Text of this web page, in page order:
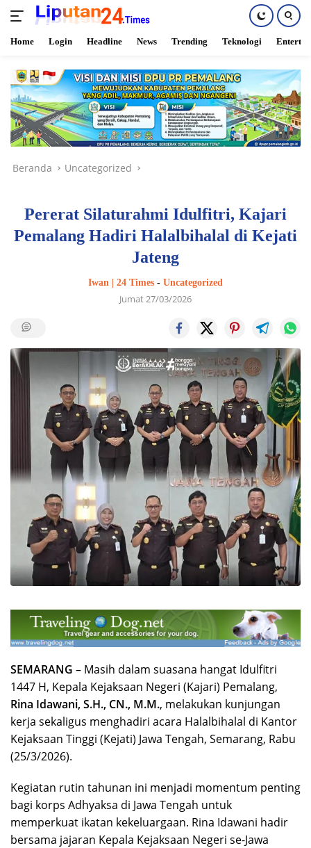
konten
Home Login Headline News Trending Teknologi
Beranda Uncategorized
Pererat Silaturahmi Idulfitri, Kajari
Pemalang Hadiri Halalbihalal di Kejati
Jateng
Iwan | 24 Times - Uncategorized
Jumat 27/03/2026
SEMARANG – Masih dalam suasana hangat Idulfitri
1447 H, Kepala Kejaksaan Negeri (Kajari) Pemalang,
Rina Idawani, S.H., CN., M.M., melakukan kunjungan
kerja sekaligus menghadiri acara Halalbihalal di Kantor
Kejaksaan Tinggi (Kejati) Jawa Tengah, Semarang, Rabu
(25/3/2026).
​Kegiatan rutin tahunan ini menjadi momentum penting
bagi korps Adhyaksa di Jawa Tengah untuk
memperkuat ikatan kekeluargaan. Rina Idawani hadir
bersama jajaran Kepala Kejaksaan Negeri se-Jawa